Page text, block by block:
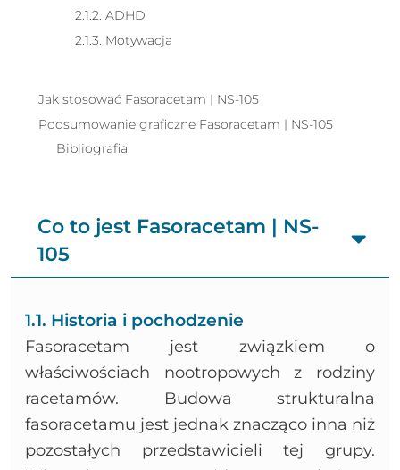
2.1.2. ADHD
2.1.3. Motywacja
Jak stosować Fasoracetam | NS-105
Podsumowanie graficzne Fasoracetam | NS-105
Bibliografia
Co to jest Fasoracetam | NS-
105
1.1. Historia i pochodzenie
Fasoracetam jest związkiem o
właściwościach nootropowych z rodziny
racetamów. Budowa strukturalna
fasoracetamu jest jednak znacząco inna niż
pozostałych przedstawicieli tej grupy.